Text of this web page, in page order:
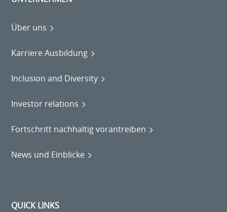
Über uns
Karriere Ausbildung
Inclusion and Diversity
Investor relations
Fortschritt nachhaltig vorantreiben
News und Einblicke
QUICK LINKS